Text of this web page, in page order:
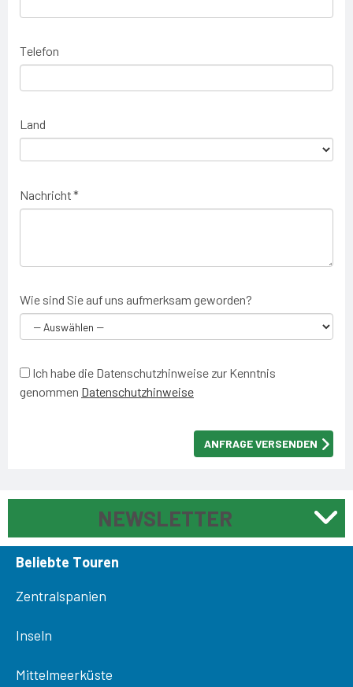
Telefon
Land
Nachricht *
Wie sind Sie auf uns aufmerksam geworden?
Ich habe die Datenschutzhinweise zur Kenntnis
genommen Datenschutzhinweise
NEWSLETTER
Beliebte Touren
Zentralspanien
Inseln
Mittelmeerküste